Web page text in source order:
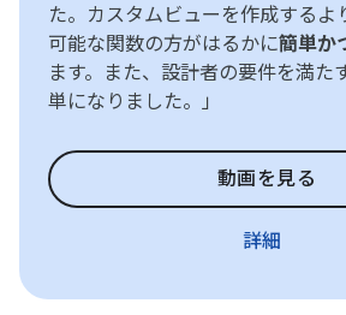
た。カスタムビューを作成するよ
可能な関数の方がはるかに簡単か
ます。また、設計者の要件を満た
単になりました。」
動画を見る
詳細